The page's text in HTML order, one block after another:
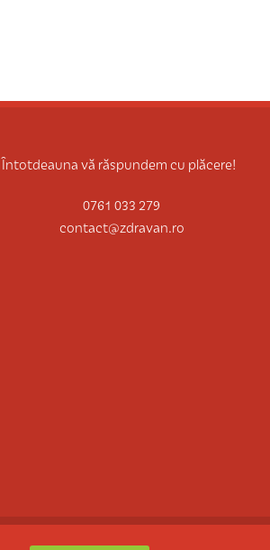
Întotdeauna vă răspundem cu plăcere!
0761 033 279
contact@zdravan.ro